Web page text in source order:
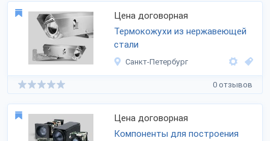
Цена договорная
Термокожухи из нержавеющей
стали
Санкт-Петербург
0 отзывов
Цена договорная
Компоненты для построения